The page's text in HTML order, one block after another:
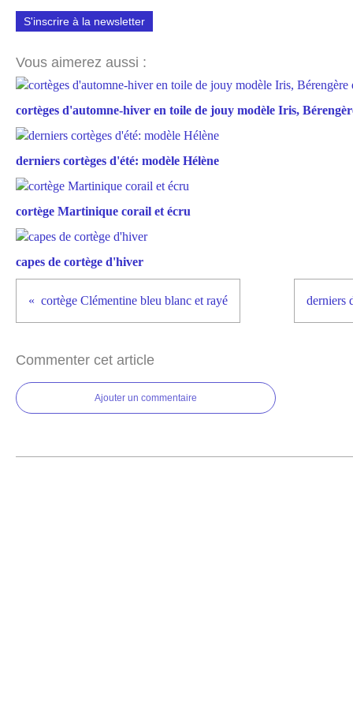
S'inscrire à la newsletter
Vous aimerez aussi :
cortèges d'automne-hiver en toile de jouy modèle Iris,
derniers cortèges d'été: modèle Hélène
cortège Martinique corail et écru
capes de cortège d'hiver
cortège Clémentine bleu blanc et rayé derniers
Commenter cet article
Ajouter un commentaire